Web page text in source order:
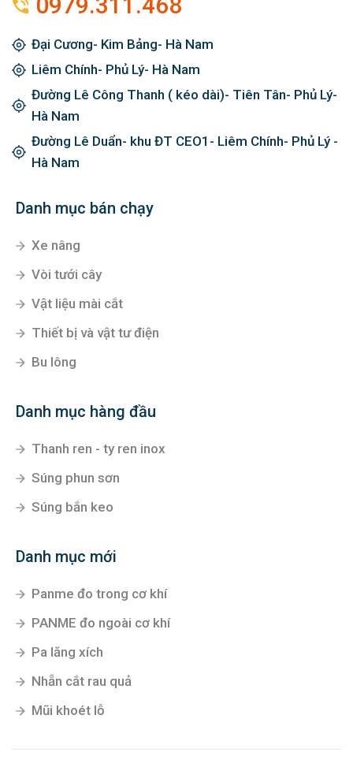
Đại Cương- Kim Bảng- Hà Nam
Liêm Chính- Phủ Lý- Hà Nam
Đường Lê Công Thanh ( kéo dài)- Tiên Tân- Phủ Lý-
Hà Nam
Đường Lê Duẩn- khu ĐT CEO1- Liêm Chính- Phủ Lý -
Hà Nam
Danh mục bán chạy
Xe nâng
Vòi tưới cây
Vật liệu mài cắt
Thiết bị và vật tư điện
Bu lông
Danh mục hàng đầu
Thanh ren - ty ren inox
Súng phun sơn
Súng bắn keo
Danh mục mới
Panme đo trong cơ khí
PANME đo ngoài cơ khí
Pa lăng xích
Nhẵn cắt rau quả
Mũi khoét lỗ